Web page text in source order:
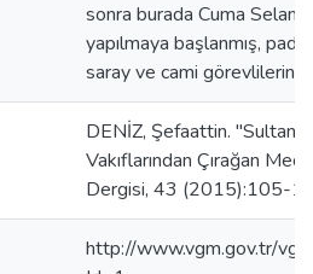
sonra burada Cuma
yapılmaya başlanmış,
saray ve cami görevlilerine
DENİZ, Şefaattin. "Sultan
Vakıflarından Çırağan
Dergisi, 43 (2015):105-
http://www.vgm.gov.tr/